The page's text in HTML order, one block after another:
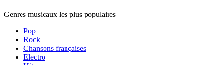
Genres musicaux les plus populaires
Pop
Rock
Chansons françaises
Electro